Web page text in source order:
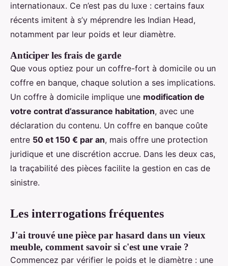
internationaux. Ce n’est pas du luxe : certains faux
récents imitent à s’y méprendre les Indian Head,
notamment par leur poids et leur diamètre.
Anticiper les frais de garde
Que vous optiez pour un coffre-fort à domicile ou un
coffre en banque, chaque solution a ses implications.
Un coffre à domicile implique une modification de
votre contrat d’assurance habitation, avec une
déclaration du contenu. Un coffre en banque coûte
entre 50 et 150 € par an, mais offre une protection
juridique et une discrétion accrue. Dans les deux cas,
la traçabilité des pièces facilite la gestion en cas de
sinistre.
Les interrogations fréquentes
J'ai trouvé une pièce par hasard dans un vieux
meuble, comment savoir si c'est une vraie ?
Commencez par vérifier le poids et le diamètre : une